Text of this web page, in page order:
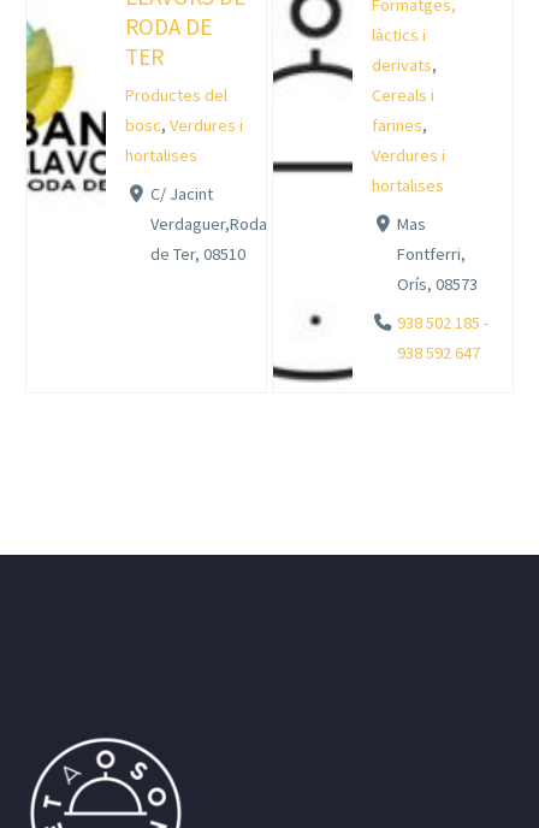
RODA DE
TER
Productes del
bosc,Verdures i
hortalises
C/ Jacint
Verdaguer,Roda
de Ter, 08510
Formatges,
làctics i
derivats,
Cereals i
farines,
Verdures i
hortalises
Mas
Fontferri,
Orís, 08573
938 502 185 -
938 592 647